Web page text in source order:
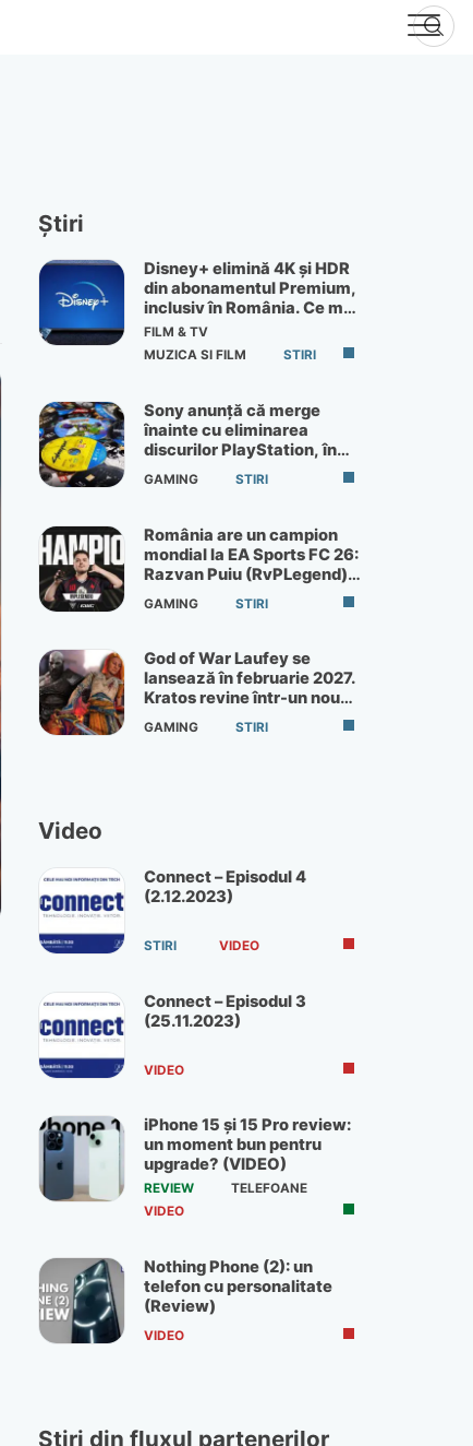
Știri
Disney+ elimină 4K și HDR
din abonamentul Premium,
inclusiv în România. Ce mai
primești de 60 lei pe lună
FILM & TV
MUZICA SI FILM
STIRI
Sony anunță că merge
înainte cu eliminarea
discurilor PlayStation, în
ciuda protestelor
GAMING STIRI
România are un campion
mondial la EA Sports FC 26:
Razvan Puiu (RvPLegend)
câștigă turneul de la Paris
GAMING STIRI
God of War Laufey se
lansează în februarie 2027.
Kratos revine într-un nou
God of War
GAMING STIRI
Video
Connect – Episodul 4
(2.12.2023)
STIRI VIDEO
Connect – Episodul 3
(25.11.2023)
VIDEO
iPhone 15 și 15 Pro review:
un moment bun pentru
upgrade? (VIDEO)
REVIEW
TELEFOANE
VIDEO
Nothing Phone (2): un
telefon cu personalitate
(Review)
VIDEO
Stiri din fluxul partenerilor